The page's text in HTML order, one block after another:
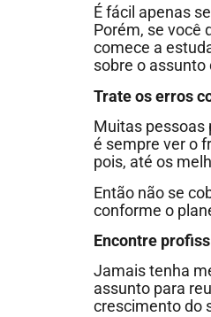
É fácil apenas
Porém, se você
comece a
sobre o
Trate os erros
Muitas pessoas
é sempre ver o
pois, até os
Então não se
conforme o
Encontre
Jamais tenha
assunto para
crescimento do